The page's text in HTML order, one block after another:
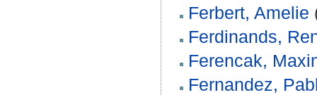
Ferbert, Amelie
Ferdinands,
Ferencak,
Fernandez,